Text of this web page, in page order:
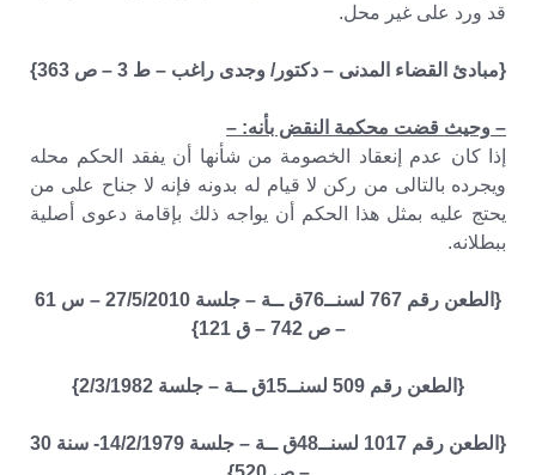
قد ورد على غير محل.
{مبادئ القضاء المدنى – دكتور/ وجدى راغب – ط 3 – ص 363}
– وحيث قضت محكمة النقض بأنه: –
إذا كان عدم إنعقاد الخصومة من شأنها أن يفقد الحكم محله
ويجرده بالتالى من ركن لا قيام له بدونه فإنه لا جناح على من
يحتج عليه بمثل هذا الحكم أن يواجه ذلك بإقامة دعوى أصلية
ببطلانه.
{الطعن رقم 767 لسنــ76ق ــة – جلسة 27/5/2010 – س 61
– ص 742 – ق 121}
{الطعن رقم 509 لسنــ15ق ــة – جلسة 2/3/1982}
{الطعن رقم 1017 لسنــ48ق ــة – جلسة 14/2/1979- سنة 30